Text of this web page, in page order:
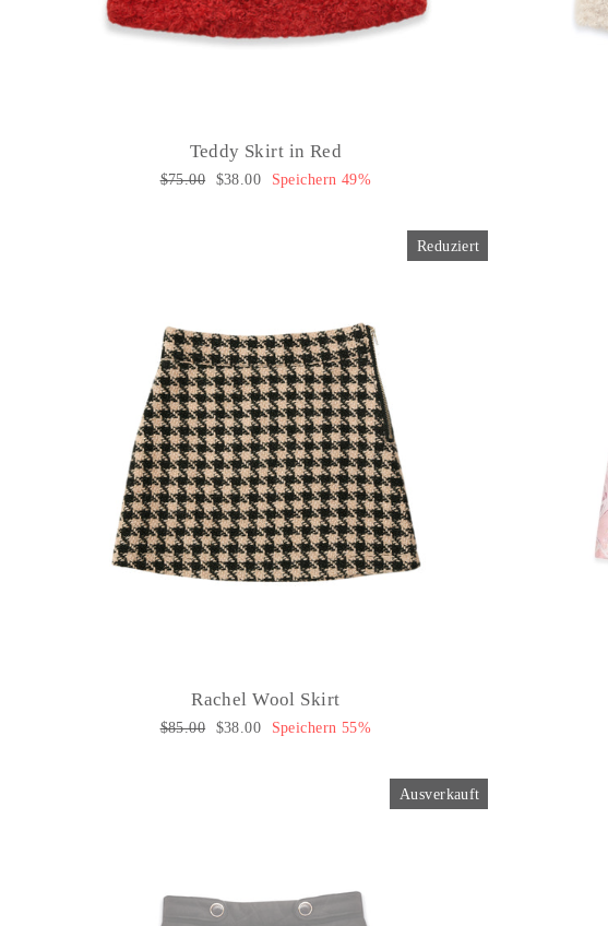
Teddy Skirt in Red
Normaler
$75.00 Sonderpreis
$38.00 Speichern 49%
Reduziert
Rachel Wool Skirt
Normaler
$85.00 Sonderpreis
$38.00 Speichern 55%
Ausverkauft